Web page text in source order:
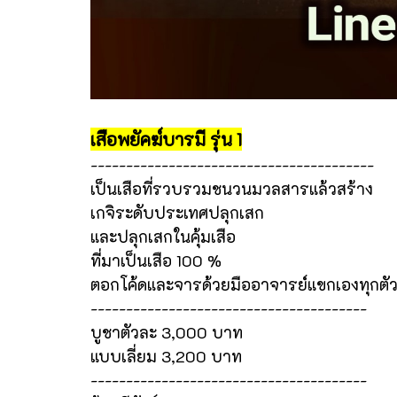
เสือพยัคฆ์บารมี รุ่น 1
----------------------------------------
เป็นเสือที่รวบรวมชนวนมวลสารแล้วสร้าง
เกจิระดับประเทศปลุกเสก
และปลุกเสกในคุ้มเสือ
ที่มาเป็นเสือ 100 %
ตอกโค้ดและจารด้วยมืออาจารย์แขกเองทุกตัว
---------------------------------------
บูชาตัวละ 3,000 บาท
แบบเลี่ยม 3,200 บาท
---------------------------------------